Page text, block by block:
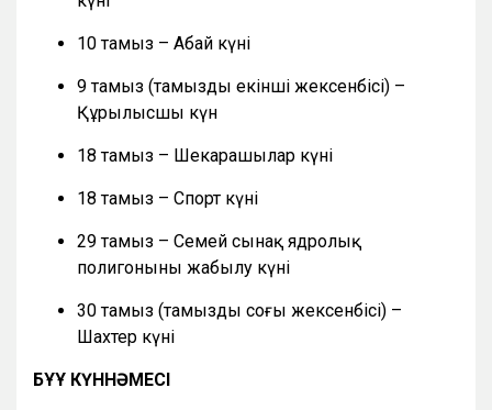
10 тамыз – Абай күні
9 тамыз (тамыздың екінші жексенбісі) –
Құрылысшы күн
18 тамыз – Шекарашылар күні
18 тамыз – Спорт күні
29 тамыз – Семей сынақ ядролық
полигонының жабылу күні
30 тамыз (тамыздың соңғы жексенбісі) –
Шахтер күні
БҰҰ КҮННӘМЕСІ